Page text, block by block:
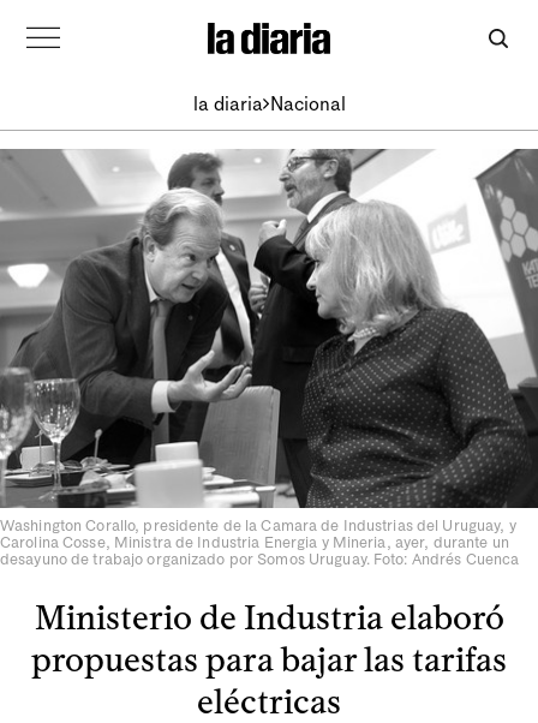
la diaria Nacional
Washington Corallo, presidente de la Camara de Industrias del Uruguay, y
Carolina Cosse, Ministra de Industria Energia y Mineria, ayer, durante un
desayuno de trabajo organizado por Somos Uruguay. Foto: Andrés Cuenca
Ministerio de Industria elaboró
propuestas para bajar las tarifas
eléctricas